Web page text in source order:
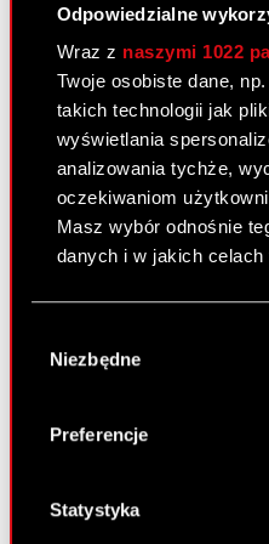
Odpowiedzialne
Wraz z naszymi 1022
Twoje osobiste dane,
takich technologii jak
wyświetlania
analizowania tychże,
oczekiwaniom
Masz wybór odnośnie
danych i w jakich celach
lokalizacji
Identyfikować
analizując
palca)
zgody
Niezbędne
Preferencje
Statystyka
25 lutego 2011
PDF Raport bieżący
PDF Załącznik 1
PDF Załącznik 2
Raport bieżący
25 lutego 2011
Raport bieżący nr